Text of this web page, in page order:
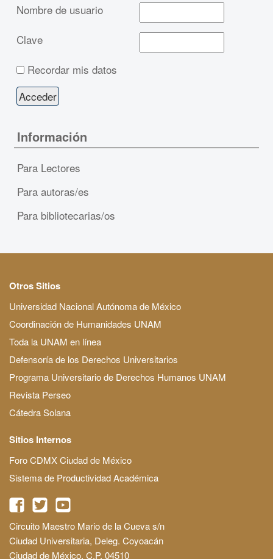
Nombre de usuario
Clave
Recordar mis datos
Información
Para Lectores
Para autoras/es
Para bibliotecarias/os
Otros Sitios
Universidad Nacional Autónoma de México
Coordinación de Humanidades UNAM
Toda la UNAM en línea
Defensoría de los Derechos Universitarios
Programa Universitario de Derechos Humanos UNAM
Revista Perseo
Cátedra Solana
Sitios Internos
Foro CDMX Ciudad de México
Sistema de Productividad Académica
Circuito Maestro Mario de la Cueva s/n
Ciudad Universitaria, Deleg. Coyoacán
Ciudad de México, C.P. 04510